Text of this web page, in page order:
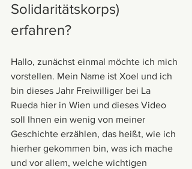
Solidaritätskorps)
erfahren?
Hallo, zunächst einmal möchte ich mich
vorstellen. Mein Name ist Xoel und ich
bin dieses Jahr Freiwilliger bei La
Rueda hier in Wien und dieses Video
soll Ihnen ein wenig von meiner
Geschichte erzählen, das heißt, wie ich
hierher gekommen bin, was ich mache
und vor allem, welche wichtigen